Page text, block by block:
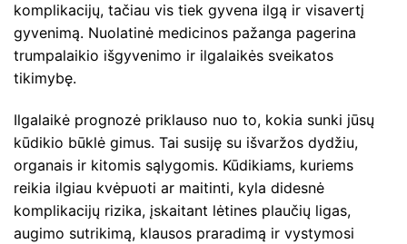
komplikacijų, tačiau vis tiek gyvena ilgą ir visavertį
gyvenimą. Nuolatinė medicinos pažanga pagerina
trumpalaikio išgyvenimo ir ilgalaikės sveikatos
tikimybę.
Ilgalaikė prognozė priklauso nuo to, kokia sunki jūsų
kūdikio būklė gimus. Tai susiję su išvaržos dydžiu,
organais ir kitomis sąlygomis. Kūdikiams, kuriems
reikia ilgiau kvėpuoti ar maitinti, kyla didesnė
komplikacijų rizika, įskaitant lėtines plaučių ligas,
augimo sutrikimą, klausos praradimą ir vystymosi